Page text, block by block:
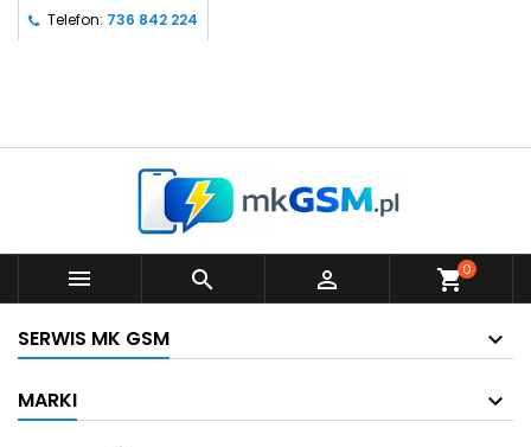
Telefon: 736 842 224
   shopping_cart0
SERWIS MK GSM
MARKI